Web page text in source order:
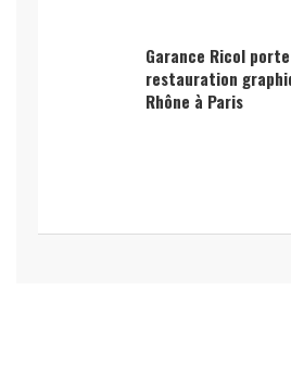
Garance Ricol
restauration
Rhône à Paris